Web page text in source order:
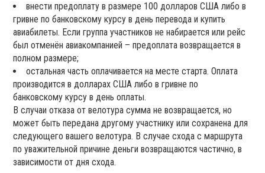
внести предоплату в размере 100 долларов США либо в
гривне по банковскому курсу в день перевода и купить
авиабилеты. Если группа участников не набирается или рейс
был отменён авиакомпанией – предоплата возвращается в
полном размере;
остальная часть оплачивается на месте старта. Оплата
производится в долларах США либо в гривне по
банковскому курсу в день оплаты.
В случаи отказа от велотура сумма не возвращается, но
может быть передана другому участнику или сохранена для
следующего вашего велотура. В случае схода с маршрута
по уважительной причине деньги возвращаются частично, в
зависимости от дня схода.